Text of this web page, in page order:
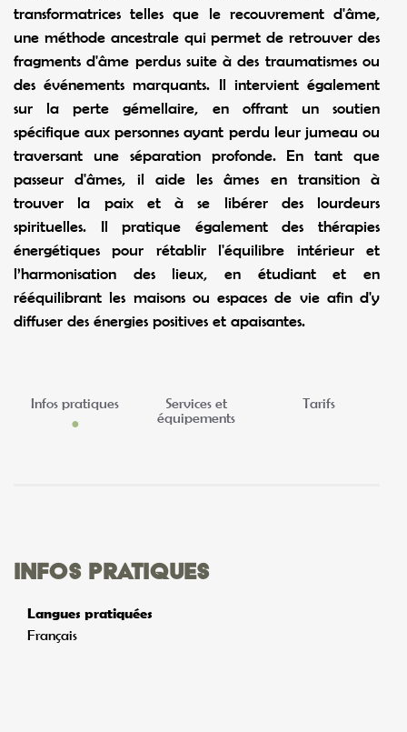
transformatrices telles que le recouvrement d'âme,
une méthode ancestrale qui permet de retrouver des
fragments d'âme perdus suite à des traumatismes ou
des événements marquants. Il intervient également
sur la perte gémellaire, en offrant un soutien
spécifique aux personnes ayant perdu leur jumeau ou
traversant une séparation profonde. En tant que
passeur d'âmes, il aide les âmes en transition à
trouver la paix et à se libérer des lourdeurs
spirituelles. Il pratique également des thérapies
énergétiques pour rétablir l'équilibre intérieur et
l’harmonisation des lieux, en étudiant et en
rééquilibrant les maisons ou espaces de vie afin d'y
diffuser des énergies positives et apaisantes.
Infos pratiques
Services et
équipements
Tarifs
Infos pratiques
Langues pratiquées
Français